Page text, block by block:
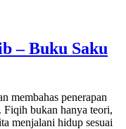
– Buku Saku
membahas penerapan
bukan hanya teori,
menjalani hidup sesuai